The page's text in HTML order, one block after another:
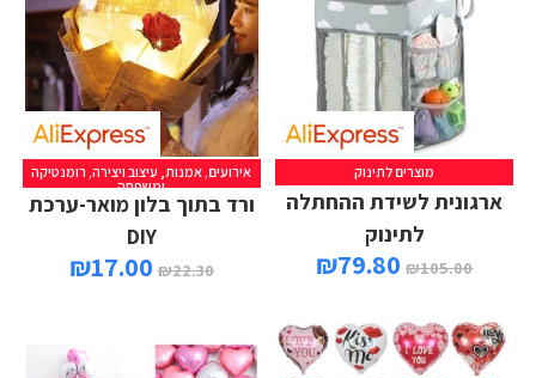
מוצרים לתינוק
ארגונית לשידת ההחתלה
לתינוק
₪105.00
₪79.80
אירועים אמנות, עיצוב ויצירה, רומנטיקה
ומשפחה
ורד בתוך בלון מואר-ערכת
DIY
₪22.30
₪17.00